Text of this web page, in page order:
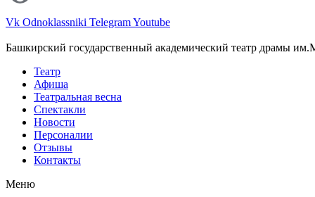
Vk Odnoklassniki TelegramYoutube
Башкирский государственный академический театр драмы
Театр
Афиша
Театральная весна
Спектакли
Новости
Персоналии
Отзывы
Контакты
Меню